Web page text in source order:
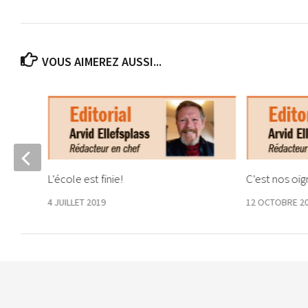
VOUS AIMEREZ AUSSI...
C’est nos
12 OCTOBRE
L’école est finie!
4 JUILLET 2019